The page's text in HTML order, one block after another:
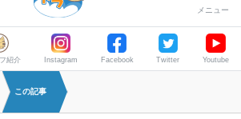
メニュー
紹介 Instagram Facebook Twitter Youtube
この記事